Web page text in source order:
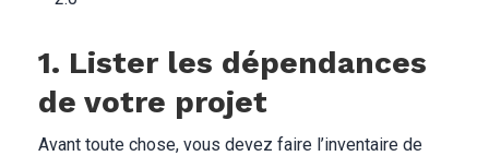
1. Lister les dépendances
de votre projet
Avant toute chose, vous devez faire l’inventaire de